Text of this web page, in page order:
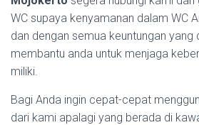
WC supaya kenyamanan dalam WC
dan dengan semua keuntungan yang
membantu anda untuk menjaga
miliki.
Bagi Anda ingin cepat-cepat
dari kami apalagi yang berada di